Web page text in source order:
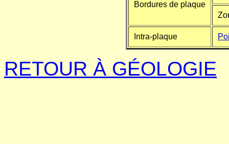
Bordures de plaque
Intra-plaque
RETOUR À GÉOLOGIE